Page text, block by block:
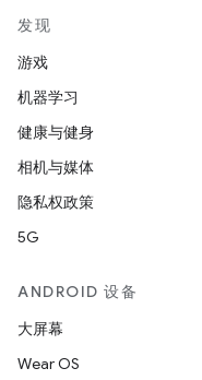
发现
游戏
机器学习
健康与健身
相机与媒体
隐私权政策
5G
ANDROID 设备
大屏幕
Wear OS